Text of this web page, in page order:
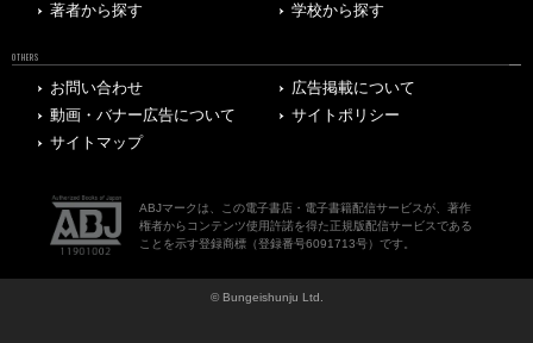
著者から探す
学校から探す
OTHERS
お問い合わせ
広告掲載について
動画・バナー広告について
サイトポリシー
サイトマップ
ABJマークは、この電子書店・電子書籍配信サービスが、著作
権者からコンテンツ使用許諾を得た正規版配信サービスである
ことを示す登録商標（登録番号6091713号）です。
© Bungeishunju Ltd.